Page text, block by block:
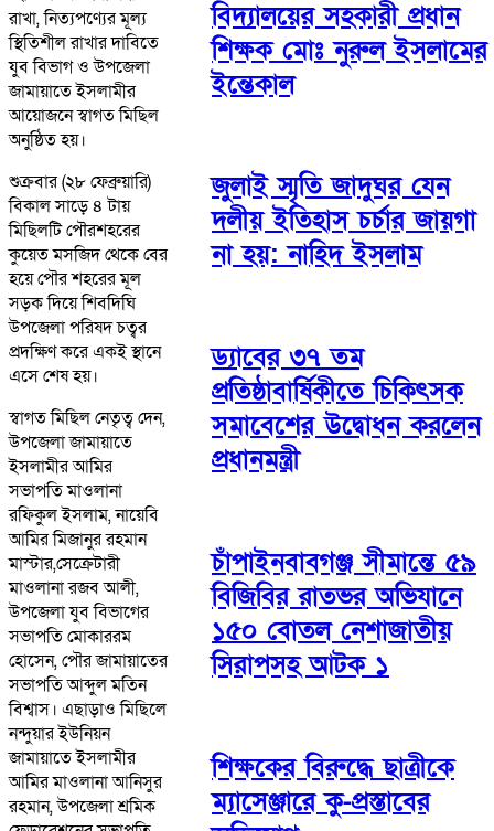
রাখা, নিত্যপণ্যের মূল্য
স্থিতিশীল রাখার দাবিতে
যুব বিভাগ ও উপজেলা
জামায়াতে ইসলামীর
আয়োজনে স্বাগত মিছিল
অনুষ্ঠিত হয়।
শুক্রবার (২৮ ফেব্রুয়ারি)
বিকাল সাড়ে ৪ টায়
মিছিলটি পৌরশহরের
কুয়েত মসজিদ থেকে বের
হয়ে পৌর শহরের মূল
সড়ক দিয়ে শিবদিঘি
উপজেলা পরিষদ চত্বর
প্রদক্ষিণ করে একই স্থানে
এসে শেষ হয়।
স্বাগত মিছিল নেতৃত্ব দেন,
উপজেলা জামায়াতে
ইসলামীর আমির
সভাপতি মাওলানা
রফিকুল ইসলাম, নায়েবি
আমির মিজানুর রহমান
মাস্টার,সেক্রেটারী
মাওলানা রজব আলী,
উপজেলা যুব বিভাগের
সভাপতি মোকাররম
হোসেন, পৌর জামায়াতের
সভাপতি আব্দুল মতিন
বিশ্বাস। এছাড়াও মিছিলে
নন্দুয়ার ইউনিয়ন
জামায়াতে ইসলামীর
আমির মাওলানা আনিসুর
রহমান, উপজেলা শ্রমিক
বিদ্যালয়ের সহকারী প্রধান
শিক্ষক মোঃ নুরুল ইসলামের
ইন্তেকাল
জুলাই স্মৃতি জাদুঘর যেন
দলীয় ইতিহাস চর্চার জায়গা
না হয়: নাহিদ ইসলাম
ড্যাবের ৩৭ তম
প্রতিষ্ঠাবার্ষিকীতে চিকিৎসক
সমাবেশের উদ্বোধন করলেন
প্রধানমন্ত্রী
চাঁপাইনবাবগঞ্জ সীমান্তে ৫৯
বিজিবির রাতভর অভিযানে
১৫০ বোতল নেশাজাতীয়
সিরাপসহ আটক ১
শিক্ষকের বিরুদ্ধে ছাত্রীকে
ম্যাসেঞ্জারে কু-প্রস্তাবের